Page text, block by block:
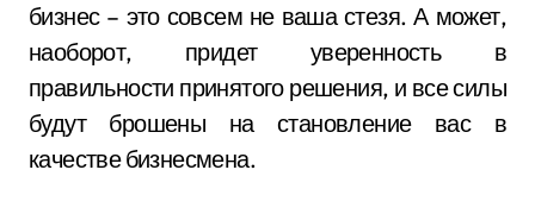
бизнес – это совсем не ваша стезя. А может,
наоборот, придет уверенность в
правильности принятого решения, и все силы
будут брошены на становление вас в
качестве бизнесмена.